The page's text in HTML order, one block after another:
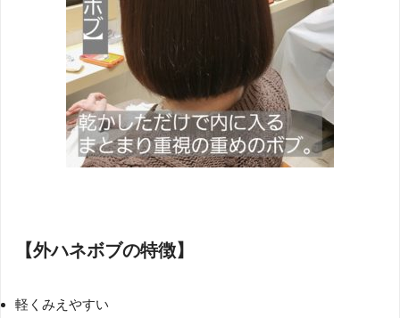
【外ハネボブの特徴】
軽くみえやすい